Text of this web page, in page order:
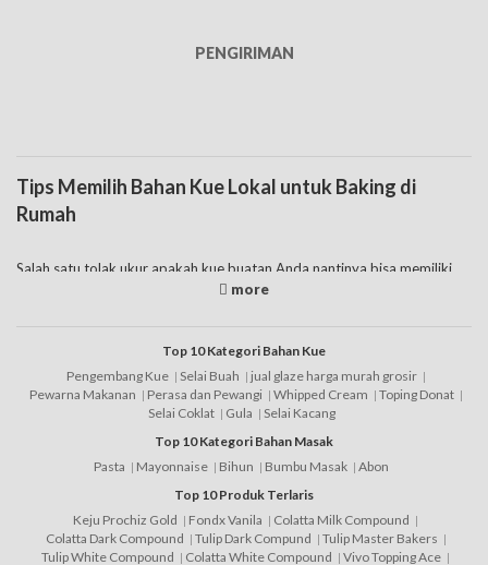
PENGIRIMAN
Tips Memilih Bahan Kue Lokal untuk Baking di
Rumah
Salah satu tolak ukur apakah kue buatan Anda nantinya bisa memiliki
cita rasa yang enak ataukah tidak, diantaranya adalah dari segi bahan
rasa yang lebih nikmat pada kue buatannya. Mengingat faktanya sendiri
bahan berkualitas juga akan mempengaruhi cita rasa dari sebuah
makanan. Untuk itu jangan ragu menggunakan produkbahan kue
guna menunjang kebutuhan baking Anda.
Hanya saja memang tak jarang beberapa orang untuk menghemat biaya
pengeluaran, apalagi bagi mereka yang memiliki usaha di bidang bakery
bahan kue lokal jauh lebih murah dibandingkan produk import. Namun
juga tak perlu khawatir karena Anda tetap bisa mendapatkan produk
lokal dengan kualitas terbaik lewat beberapa tips berikut ini, yaitu:
Top 10 Kategori Bahan Kue
Pengembang Kue
Selai Buah
jual glaze harga murah grosir
Pewarna Makanan
Perasa dan Pewangi Whipped Cream
Toping Donat
Selai Coklat
Gula
Selai Kacang
Top 10 Kategori Bahan Masak
Pasta
Mayonnaise Bihun Bumbu Masak
Abon
Top 10 Produk Terlaris
Keju Prochiz Gold
Fondx Vanila
Colatta Milk Compound
Colatta Dark Compound
Tulip Dark Compund
Tulip Master Bakers
Tulip White Compound
Colatta White Compound Vivo Topping Ace